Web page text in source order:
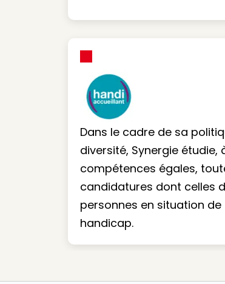
Dans le cadre de sa
diversité, Synergie étudie,
compétences égales,
candidatures dont celles
personnes en situation de
handicap.